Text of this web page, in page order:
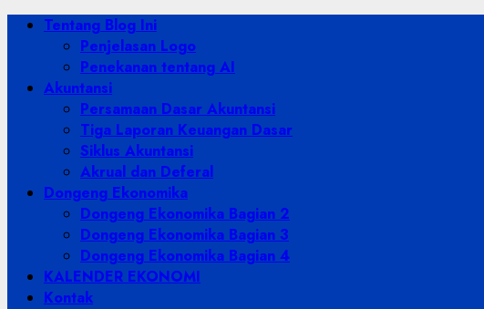
Skip
PrimaryTentang Blog Ini
Penjelasan Logo
Penekanan tentang AI
Akuntansi
Persamaan Dasar Akuntansi
Tiga Laporan Keuangan Dasar
Siklus Akuntansi
Akrual dan Deferal
Dongeng Ekonomika
Dongeng Ekonomika Bagian 2
Dongeng Ekonomika Bagian 3
Dongeng Ekonomika Bagian 4
KALENDER EKONOMI
Kontak